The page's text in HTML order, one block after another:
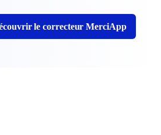
le correcteur MerciApp